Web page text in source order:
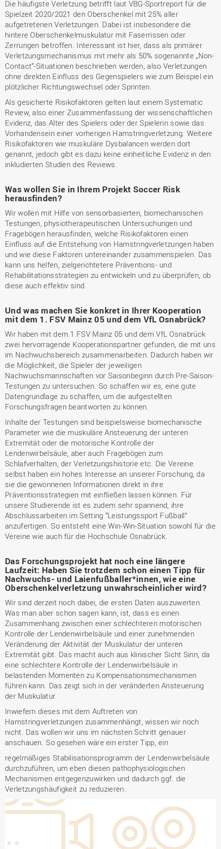
Die häufigste Verletzung betrifft laut VBG-Sportreport für die
Spielzeit 2020/2021 den Oberschenkel mit 25% aller
aufgetretenen Verletzungen. Dabei ist insbesondere die
hintere Oberschenkelmuskulatur mit Faserrissen oder
Zerrungen betroffen. Interessant ist hier, dass als primärer
Verletzungsmechanismus mit mehr als 50% sogenannte „Non-
Contact“-Situationen beschrieben werden, also Verletzungen
ohne direkten Einfluss des Gegenspielers wie zum Beispiel ein
plötzlicher Richtungswechsel oder Sprinten.
Als gesicherte Risikofaktoren gelten laut einem Systematic
Review, also einer Zusammenfassung der wissenschaftlichen
Evidenz, das Alter des Spielers oder der Spielerin sowie das
Vorhandensein einer vorherigen Hamstringverletzung. Weitere
Risikofaktoren wie muskuläre Dysbalancen werden dort
genannt, jedoch gibt es dazu keine einheitliche Evidenz in den
inkludierten Studien des Reviews.
Was wollen Sie in Ihrem Projekt Soccer Risk
herausfinden?
Wir wollen mit Hilfe von sensorbasierten, biomechanischen
Testungen, physiotherapeutischen Untersuchungen und
Fragebögen herausfinden, welche Risikofaktoren einen
Einfluss auf die Entstehung von Hamstringverletzungen haben
und wie diese Faktoren untereinander zusammenspielen. Das
kann uns helfen, zielgerichtetere Präventions- und
Rehabilitationsstrategien zu entwickeln und zu überprüfen, ob
diese auch effektiv sind.
Und was machen Sie konkret in Ihrer Kooperation
mit dem 1. FSV Mainz 05 und dem VfL Osnabrück?
Wir haben mit dem 1.FSV Mainz 05 und dem VfL Osnabrück
zwei hervorragende Kooperationspartner gefunden, die mit uns
im Nachwuchsbereich zusammenarbeiten. Dadurch haben wir
die Möglichkeit, die Spieler der jeweiligen
Nachwuchsmannschaften vor Saisonbeginn durch Pre-Saison-
Testungen zu untersuchen. So schaffen wir es, eine gute
Datengrundlage zu schaffen, um die aufgestellten
Forschungsfragen beantworten zu können.
Inhalte der Testungen sind beispielsweise biomechanische
Parameter wie die muskuläre Ansteuerung der unteren
Extremität oder die motorische Kontrolle der
Lendenwirbelsäule, aber auch Fragebögen zum
Schlafverhalten, der Verletzungshistorie etc. Die Vereine
selbst haben ein hohes Interesse an unserer Forschung, da
sie die gewonnenen Informationen direkt in ihre
Präventionsstrategien mit einfließen lassen können. Für
unsere Studierende ist es zudem sehr spannend, ihre
Abschlussarbeiten im Setting “Leistungssport Fußball”
anzufertigen. So entsteht eine Win-Win-Situation sowohl für die
Vereine wie auch für die Hochschule Osnabrück.
Das Forschungsprojekt hat noch eine längere
Laufzeit: Haben Sie trotzdem schon einen Tipp für
Nachwuchs- und Laienfußballer*innen, wie eine
Oberschenkelverletzung unwahrscheinlicher wird?
Wir sind derzeit noch dabei, die ersten Daten auszuwerten.
Was man aber schon sagen kann, ist, dass es einen
Zusammenhang zwischen einer schlechteren motorischen
Kontrolle der Lendenwirbelsäule und einer zunehmenden
Veränderung der Aktivität der Muskulatur der unteren
Extremität gibt. Das macht auch aus klinischer Sicht Sinn, da
eine schlechtere Kontrolle der Lendenwirbelsäule in
belastenden Momenten zu Kompensationsmechanismen
führen kann. Das zeigt sich in der veränderten Ansteuerung
der Muskulatur.
Inwiefern dieses mit dem Auftreten von
Hamstringverletzungen zusammenhängt, wissen wir noch
nicht. Das wollen wir uns im nächsten Schritt genauer
anschauen. So gesehen wäre ein erster Tipp, ein
regelmäßiges Stabilisationsprogramm der Lendenwirbelsäule
durchzuführen, um eben diesen pathophysiologischen
Mechanismen entgegenzuwirken und dadurch ggf. die
Verletzungshäufigkeit zu reduzieren.